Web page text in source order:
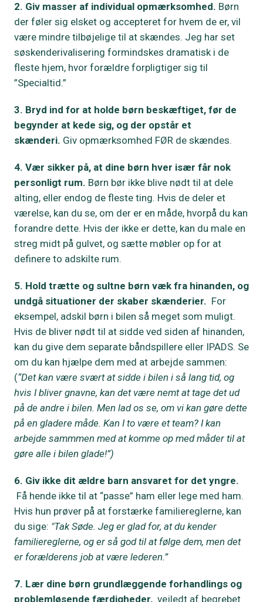
2. Giv masser af individual opmærksomhed. Børn
der føler sig elsket og accepteret for hvem de er, vil
være mindre tilbøjelige til at skændes. Jeg har set
søskenderivalisering formindskes dramatisk i de
fleste hjem, hvor forældre forpligtiger sig til
”Specialtid.”
3. Bryd ind for at holde børn beskæftiget, før de
begynder at kede sig, og der opstår et
skænderi. Giv opmærksomhed FØR de skændes.
4. Vær sikker på, at dine børn hver især får nok
personligt rum. Børn bør ikke blive nødt til at dele
alting, eller endog de fleste ting. Hvis de deler et
værelse, kan du se, om der er en måde, hvorpå du kan
forandre dette. Hvis der ikke er dette, kan du male en
streg midt på gulvet, og sætte møbler op for at
definere to adskilte rum.
5. Hold trætte og sultne børn væk fra hinanden, og
undgå situationer der skaber skænderier. For
eksempel, adskil børn i bilen så meget som muligt.
Hvis de bliver nødt til at sidde ved siden af hinanden,
kan du give dem separate båndspillere eller IPADS. Se
om du kan hjælpe dem med at arbejde sammen:
(“Det kan være svært at sidde i bilen i så lang tid, og
hvis I bliver gnavne, kan det være nemt at tage det ud
på de andre i bilen. Men lad os se, om vi kan gøre dette
på en gladere måde. Kan I to være et team? I kan
arbejde sammmen med at komme op med måder til at
gøre alle i bilen glade!”)
6. Giv ikke dit ældre barn ansvaret for det yngre.
Få hende ikke til at “passe” ham eller lege med ham.
Hvis hun prøver på at forstærke familiereglerne, kan
du sige: "Tak Søde. Jeg er glad for, at du kender
familiereglerne, og er så god til at følge dem, men det
er forælderens job at være lederen.”
7. Lær dine børn grundlæggende forhandlings og
problemløsende færdigheder, vejledt af begrebet